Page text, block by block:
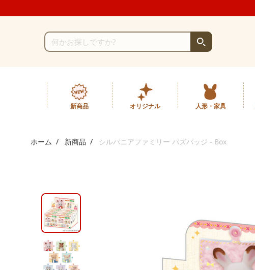
新商品 オリジナル 人形・家具
ホーム 新商品 シルバニアファミリー パズバッジ - Box